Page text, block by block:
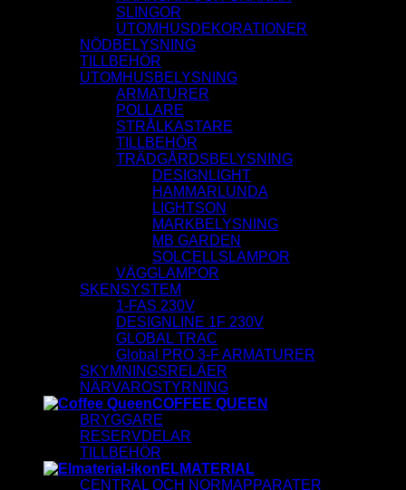
SLINGOR
UTOMHUSDEKORATIONER
NÖDBELYSNING
TILLBEHÖR
UTOMHUSBELYSNING
ARMATURER
POLLARE
STRÅLKASTARE
TILLBEHÖR
TRÄDGÅRDSBELYSNING
DESIGNLIGHT
HAMMARLUNDA
LIGHTSON
MARKBELYSNING
MB GARDEN
SOLCELLSLAMPOR
VÄGGLAMPOR
SKENSYSTEM
1-FAS 230V
DESIGNLINE 1F 230V
GLOBAL TRAC
Global PRO 3-F ARMATURER
SKYMNINGSRELÄER
NÄRVAROSTYRNING
COFFEE QUEEN
BRYGGARE
RESERVDELAR
TILLBEHÖR
ELMATERIAL
CENTRAL OCH NORMAPPARATER